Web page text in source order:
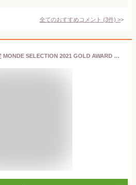
全てのおすすめコメント (3件) >
新潟県限定 長岡市限定 MONDE SELECTION 2021 GOLD AWARD 安田牛乳 ラングドシャー 新潟県酪農発祥の地 YASUDA MILK LANGUE DE CHAT 菓子 15個 ラングドシャ